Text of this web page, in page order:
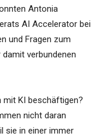
Antonia
AI Accelerator bei
und Fragen zum
verbundenen
mit KI beschäftigen?
nicht daran
sie in einer immer